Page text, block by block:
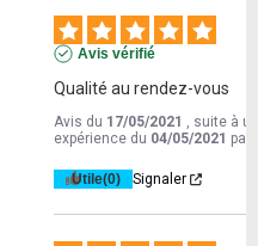
Avis vérifié
Qualité au rendez-vous
Avis du 17/05/2021 , suite à
expérience du 04/05/2021 par
Utile(0) Signaler